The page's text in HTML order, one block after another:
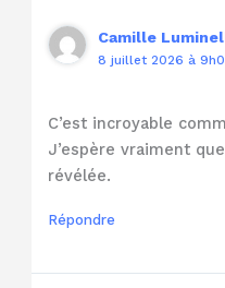
Camille
8 juillet 2026 à
C’est incroyable
J’espère vraiment
révélée.
Répondre